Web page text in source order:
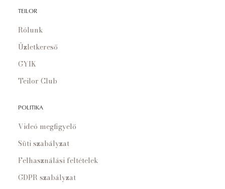
TEILOR
Rólunk
Üzletkereső
GYIK
Teilor Club
POLITIKA
Videó megfigyelő
Süti szabályzat
Felhasználási feltételek
GDPR szabályzat